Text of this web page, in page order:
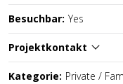
Besuchbar: Yes
Projektkontakt
Kategorie: Private /